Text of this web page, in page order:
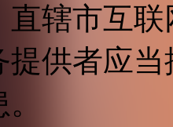
直辖市互
提供者应